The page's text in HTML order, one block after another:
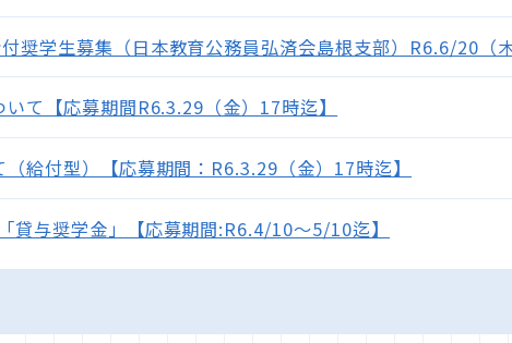
付奨学生募集（日本教育公務員弘済会島根支部）R6.6/20（
て【応募期間R6.3.29（金）17時迄】
給付型）【応募期間：R6.3.29（金）17時迄】
貸与奨学金」【応募期間:R6.4/10～5/10迄】